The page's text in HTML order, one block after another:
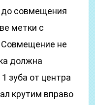
до совмещения
метки с
Совмещение не
должна
зуба от центра
крутим вправо